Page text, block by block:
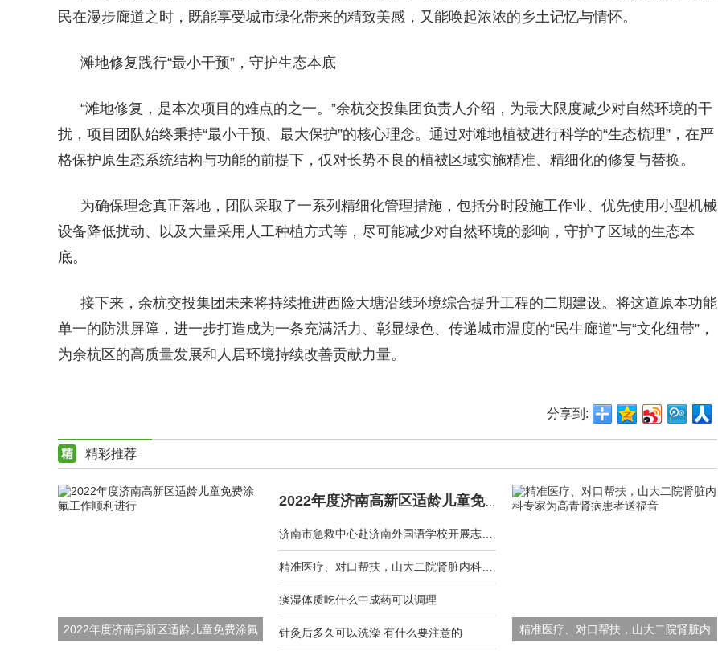
民在漫步廊道之时，既能享受城市绿化带来的精致美感，又能唤起浓浓的乡土记忆与情怀。
滩地修复践行“最小干预”，守护生态本底
“滩地修复，是本次项目的难点的之一。”余杭交投集团负责人介绍，为最大限度减少对自然环境的干
扰，项目团队始终秉持“最小干预、最大保护”的核心理念。通过对滩地植被进行科学的“生态梳理”，在严
格保护原生态系统结构与功能的前提下，仅对长势不良的植被区域实施精准、精细化的修复与替换。
为确保理念真正落地，团队采取了一系列精细化管理措施，包括分时段施工作业、优先使用小型机械
设备降低扰动、以及大量采用人工种植方式等，尽可能减少对自然环境的影响，守护了区域的生态本
底。
接下来，余杭交投集团未来将持续推进西险大塘沿线环境综合提升工程的二期建设。将这道原本功能
单一的防洪屏障，进一步打造成为一条充满活力、彰显绿色、传递城市温度的“民生廊道”与“文化纽带”，
为余杭区的高质量发展和人居环境持续改善贡献力量。
分享到:
精彩推荐
2022年度济南高新区适龄儿童免费涂氟
2022年度济南高新区适龄儿童免费涂氟工作顺利进行
痰湿体质吃什么中成药可以调理
针灸后多久可以洗澡 有什么要注意的
精准医疗、对口帮扶，山大二院肾脏内